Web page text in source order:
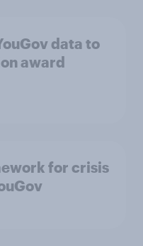
data to
award
for crisis